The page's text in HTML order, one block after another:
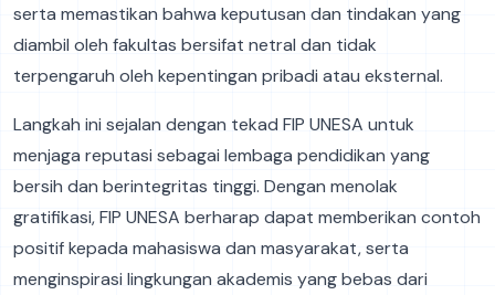
serta memastikan bahwa keputusan dan tindakan yang
diambil oleh fakultas bersifat netral dan tidak
terpengaruh oleh kepentingan pribadi atau eksternal.
Langkah ini sejalan dengan tekad FIP UNESA untuk
menjaga reputasi sebagai lembaga pendidikan yang
bersih dan berintegritas tinggi. Dengan menolak
gratifikasi, FIP UNESA berharap dapat memberikan contoh
positif kepada mahasiswa dan masyarakat, serta
menginspirasi lingkungan akademis yang bebas dari